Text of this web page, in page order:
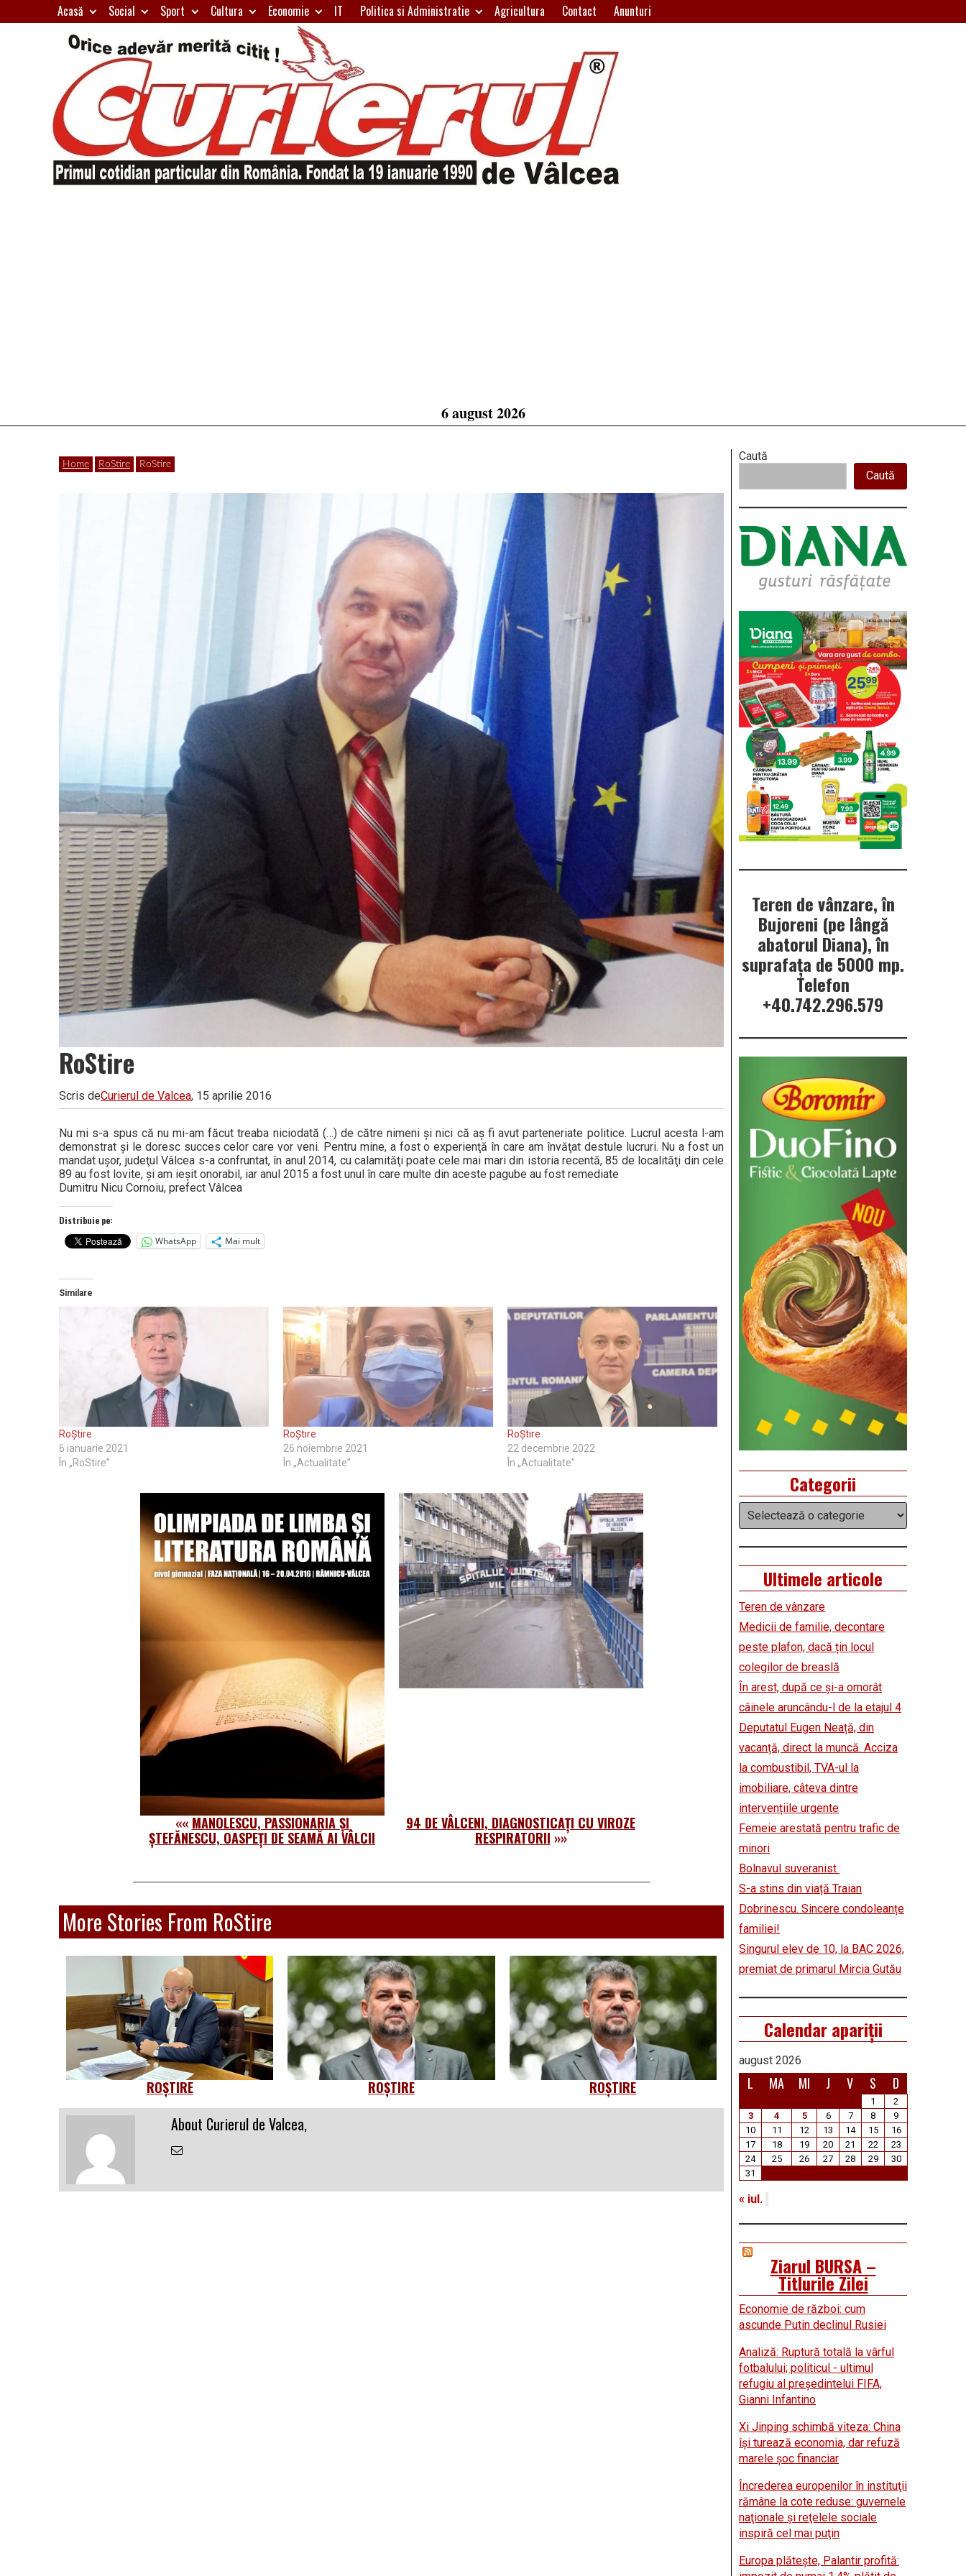
to
Acasă Social Sport Cultura Economie IT Politica si Administratie Agricultura Contact Anunturi
6 august 2026
Home RoStire RoStire
RoStire
Scris deCurierul de Valcea, 15 aprilie 2016
Nu mi s-a spus că nu mi-am făcut treaba niciodată (…) de către nimeni şi nici că aş fi avut parteneriate politice. Lucrul acesta l-am
demonstrat şi le doresc succes celor care vor veni. Pentru mine, a fost o experienţă în care am învăţat destule lucruri. Nu a fost un
mandat uşor, judeţul Vâlcea s-a confruntat, în anul 2014, cu calamităţi poate cele mai mari din istoria recentă, 85 de localităţi din cele
89 au fost lovite, şi am ieşit onorabil, iar anul 2015 a fost unul în care multe din aceste pagube au fost remediate
Dumitru Nicu Cornoiu, prefect Vâlcea
Distribuie pe:
WhatsApp
Mai mult
Similare
RoȘtire
6 ianuarie 2021
În „RoStire”
RoȘtire
26 noiembrie 2021
În „Actualitate”
RoȘtire
22 decembrie 2022
În „Actualitate”
«« MANOLESCU, PASSIONARIA ȘI
ȘTEFĂNESCU, OASPEȚI DE SEAMĂ AI VÂLCII
94 DE VÂLCENI, DIAGNOSTICAȚI CU VIROZE
RESPIRATORII »»
More Stories From RoStire
ROȘTIRE ROȘTIRE ROȘTIRE
About Curierul de Valcea,
Email
Right
Asides
Caută
Caută
Teren de vânzare, în
Bujoreni (pe lângă
abatorul Diana), în
suprafața de 5000 mp.
Telefon
+40.742.296.579
Categorii
Categorii
Ultimele articole
Teren de vânzare
Medicii de familie, decontare
peste plafon, dacă țin locul
colegilor de breaslă
În arest, după ce și-a omorât
câinele aruncându-l de la etajul 4
Deputatul Eugen Neață, din
vacanță, direct la muncă. Acciza
la combustibil, TVA-ul la
imobiliare, câteva dintre
intervențiile urgente
Femeie arestată pentru trafic de
minori
Bolnavul suveranist
S-a stins din viață Traian
Dobrinescu. Sincere condoleanțe
familiei!
Singurul elev de 10, la BAC 2026,
premiat de primarul Mircia Gutău
Calendar apariții
august 2026
L MA MI J V S D
1
2
3
4 5 6 7 8
9
10
11 12 13 14 15
16
17
18 19 20 21 22
23
24
25 26 27 28 29
30
31
« iul.
Ziarul BURSA –
Titlurile Zilei
Economie de război: cum
ascunde Putin declinul Rusiei
Analiză: Ruptură totală la vârful
fotbalului; politicul - ultimul
refugiu al preşedintelui FIFA,
Gianni Infantino
Xi Jinping schimbă viteza: China
îşi turează economia, dar refuză
marele şoc financiar
Încrederea europenilor în instituţii
rămâne la cote reduse: guvernele
naţionale şi reţelele sociale
inspiră cel mai puţin
Europa plăteşte, Palantir profită: